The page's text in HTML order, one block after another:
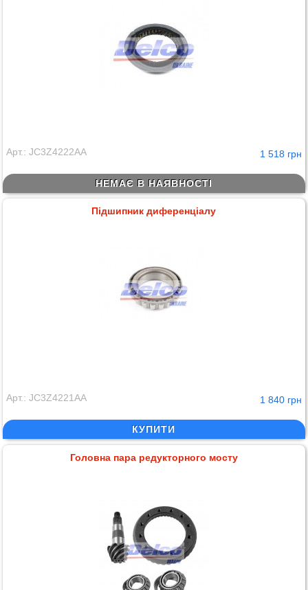
Арт.: JC3Z4222AA 1 518 грн
НЕМАЄ В НАЯВНОСТІ
Підшипник диференціалу
Арт.: JC3Z4221AA 1 840 грн
КУПИТИ
Головна пара редукторного мосту